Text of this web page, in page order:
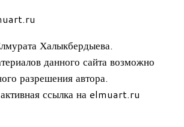
Халыкбердыева.
данного сайта возможно
разрешения автора.
ссылка на elmuart.ru